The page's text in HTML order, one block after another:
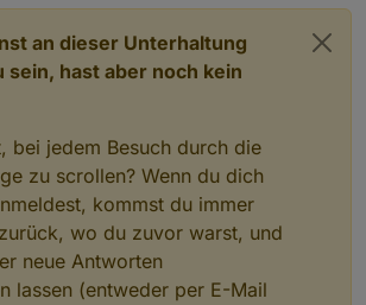
an dieser Unterhaltung
hast aber noch kein
bei jedem Besuch durch die
zu scrollen? Wenn du dich
kommst du immer
wo du zuvor warst, und
neue Antworten
lassen (entweder per E-Mail